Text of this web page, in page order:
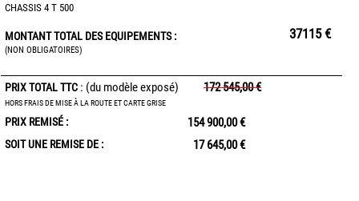
CHASSIS 4 T 500
MONTANT TOTAL DES EQUIPEMENTS :
(NON OBLIGATOIRES)
37115 €
PRIX TOTAL TTC : (du modèle exposé)
HORS FRAIS DE MISE À LA ROUTE ET CARTE GRISE
172 545,00 €
PRIX REMISÉ : 154 900,00 €
SOIT UNE REMISE DE : 17 645,00 €